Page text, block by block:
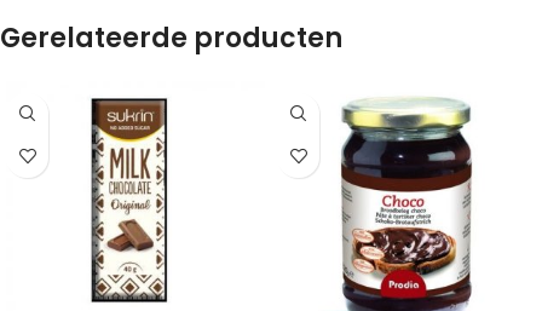
Gerelateerde producten